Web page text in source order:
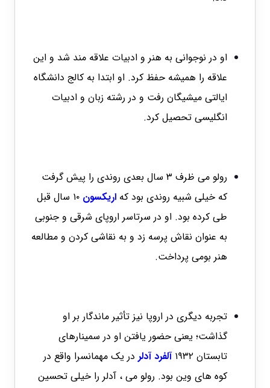
او در نوجوانی به هنر و ادبیات علاقه مند شد و این
علاقه را همیشه حفظ کرد. او ابتدا به کالج دانشگاه
ایالتی میشیگان رفت و در رشته زبان و ادبیات
انگلیسی تحصیل کرد.
رولو می ظرف ۳ سال بعدی روندی را پیش گرفت
که خیلی شبیه روندی بود که اریکسون
۱۰ سال قبل
طی کرده بود. او در سرتاسر اروپای شرقی و جنوبی
به عنوان نقاش پرسه زد و به نقاشی کردن و مطالعه
هنر بومی پرداخت.
تجربه دیگری در اروپا نیز تأثیر ماندگار بر او
گذاشت؛ یعنی حضور یافتن او در سمینارهای
تابستان ۱۹۳۲
آلفرد آدلر در یک مهمانسرا واقع در
کوه های وین بود. رولو می ، آدلر را خیلی تحسین